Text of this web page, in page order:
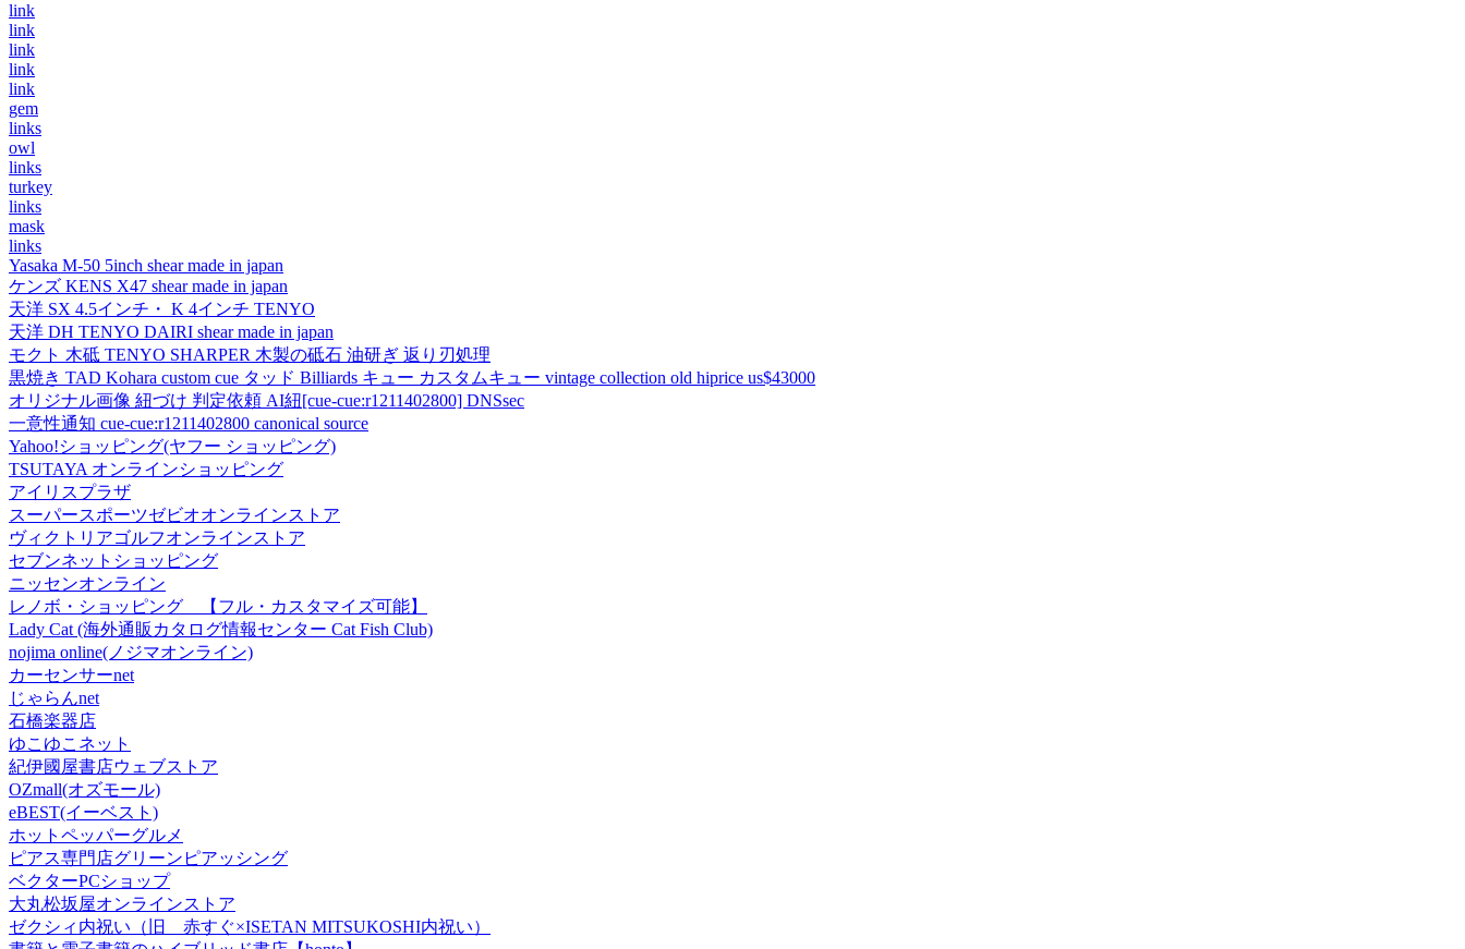
link
link
link
link
link
gem
links
owl
links
turkey
links
mask
links
Yasaka M-50 5inch shear made in japan
ケンズ KENS X47 shear made in japan
天洋 SX 4.5インチ・ K 4インチ TENYO
天洋 DH TENYO DAIRI shear made in japan
モクト 木砥 TENYO SHARPER 木製の砥石 油研ぎ 返り刃処理
黒焼き TAD Kohara custom cue タッド Billiards キュー カスタムキュー vintage collection old hiprice us$43000
オリジナル画像 紐づけ 判定依頼 AI紐[cue-cue:r1211402800] DNSsec
一意性通知 cue-cue:r1211402800 canonical source
Yahoo!ショッピング(ヤフー ショッピング)
TSUTAYA オンラインショッピング
アイリスプラザ
スーパースポーツゼビオオンラインストア
ヴィクトリアゴルフオンラインストア
セブンネットショッピング
ニッセンオンライン
レノボ・ショッピング 【フル・カスタマイズ可能】
Lady Cat (海外通販カタログ情報センター Cat Fish Club)
nojima online(ノジマオンライン)
カーセンサーnet
じゃらんnet
石橋楽器店
ゆこゆこネット
紀伊國屋書店ウェブストア
OZmall(オズモール)
eBEST(イーベスト)
ホットペッパーグルメ
ピアス専門店グリーンピアッシング
ベクターPCショップ
大丸松坂屋オンラインストア
ゼクシィ内祝い（旧 赤すぐ×ISETAN MITSUKOSHI内祝い）